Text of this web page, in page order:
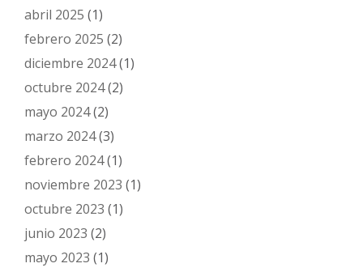
abril 2025 (1)
febrero 2025 (2)
diciembre 2024(1)
octubre 2024(2)
mayo 2024(2)
marzo 2024(3)
febrero 2024(1)
noviembre 2023 (1)
octubre 2023 (1)
junio 2023 (2)
mayo 2023 (1)